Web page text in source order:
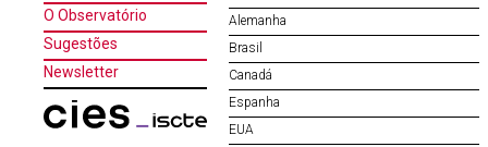
O Observatório
Sugestões
Newsletter
Alemanha
Brasil
Canadá
Espanha
EUA